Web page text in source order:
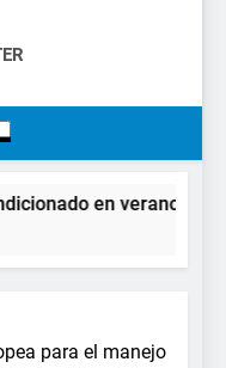
Salud. Congresos Y
Primaria,
Farmacia, Etc…
en verano:
para el manejo